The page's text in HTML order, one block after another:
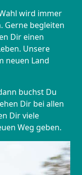
wird immer
Gerne begleiten
Dir einen
Unsere
neuen Land
buchst Du
Dir bei allen
Dir viele
Weg geben.